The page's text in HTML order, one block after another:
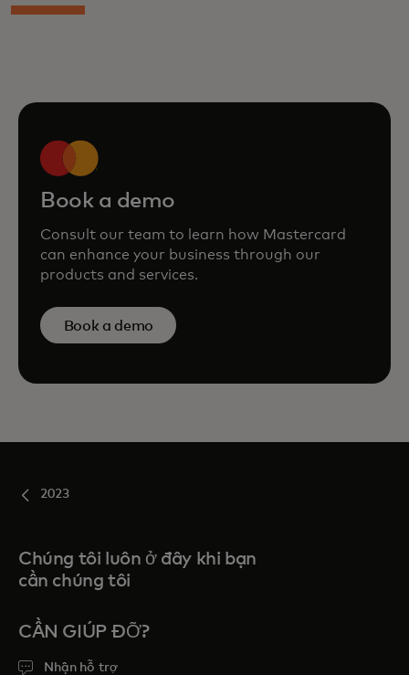
Book a demo
Consult our team to learn how Mastercard
can enhance your business through our
products and services.
Book a demo
2023
Chúng tôi luôn ở đây khi bạn
cần chúng tôi
CẦN GIÚP ĐỠ?
Nhận hỗ trợ